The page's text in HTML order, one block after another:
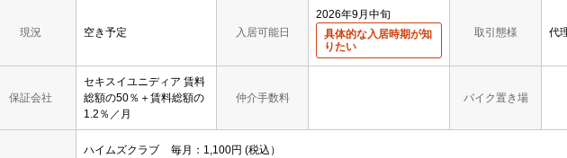
現況 空き予定 入居可能日
2026年9月中旬
具体的な入居時期が知
りたい
取引態様 代
保証会社
セキスイユニディア 賃料
総額の50％＋賃料総額の
1.2％／月
仲介手数料 バイク置き場
ハイムズクラブ 毎月 1,100円
税込